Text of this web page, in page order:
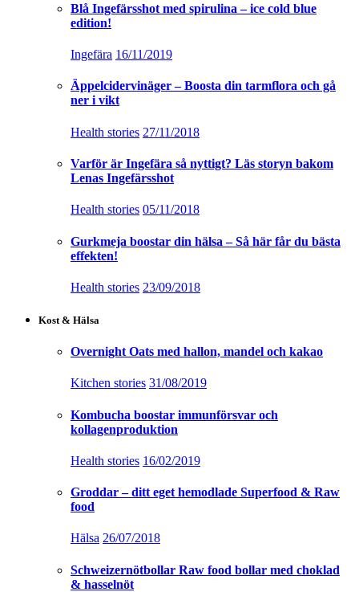
Blå Ingefärsshot med spirulina – ice cold blue
edition!
Ingefära 16/11/2019
Äppelcidervinäger – Boosta din tarmflora och gå
ner i vikt
Health stories 27/11/2018
Varför är Ingefära så nyttigt? Läs storyn bakom
Lenas Ingefärsshot
Health stories 05/11/2018
Gurkmeja boostar din hälsa – Så här får du bästa
effekten!
Health stories 23/09/2018
Kost & Hälsa
Overnight Oats med hallon, mandel och kakao
Kitchen stories 31/08/2019
Kombucha boostar immunförsvar och
kollagenproduktion
Health stories 16/02/2019
Groddar – ditt eget hemodlade Superfood & Raw
food
Hälsa 26/07/2018
Schweizernötbollar Raw food bollar med choklad
& hasselnöt